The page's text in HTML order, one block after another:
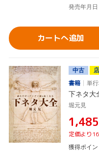
発売年月
カートへ追加
中古
書籍
単
下ネタ大
堀元見
¥1,485
定価より
獲得ポイ